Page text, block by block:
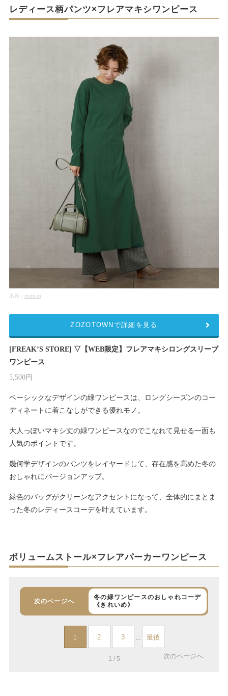
レディース柄パンツ×フレアマキシワンピース
出典： zozo.jp
[FREAK’S STORE] ▽【WEB限定】フレアマキシロングスリーブ
ワンピース
5,500円
ベーシックなデザインの緑ワンピースは、ロングシーズンのコー
ディネートに着こなしができる優れモノ。
大人っぽいマキシ丈の緑ワンピースなのでこなれて見せる一面も
人気のポイントです。
幾何学デザインのパンツをレイヤードして、存在感を高めた冬の
おしゃれにバージョンアップ。
緑色のバッグがクリーンなアクセントになって、全体的にまとま
った冬のレディースコーデを叶えています。
ZOZOTOWNで詳細を見る
ボリュームストール×フレアパーカーワンピース
次のページへ
冬の緑ワンピースのおしゃれコーデ
《きれいめ》
1 2 3 ... 最後
1 / 5 次のページへ